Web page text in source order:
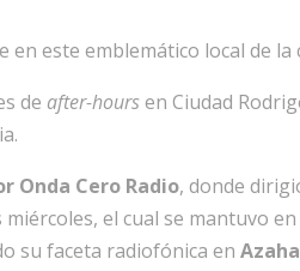
en este emblemático local de la
de after-hoursen Ciudad
Onda Cero Radio, donde
el cual se mantuvo
su faceta radiofónica en